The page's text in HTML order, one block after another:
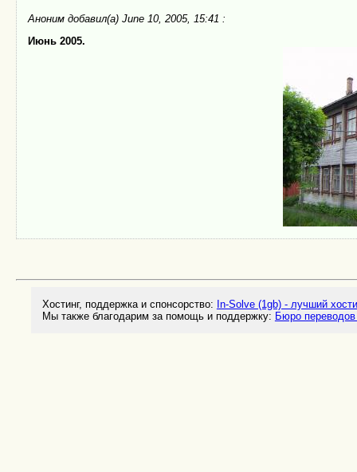
Аноним добавил(а) June 10, 2005, 15:41 :
Июнь 2005.
Хостинг, поддержка и спонсорство: In-Solve (1gb) - лучший
Мы также благодарим за помощь и поддержку: Бюро переводов